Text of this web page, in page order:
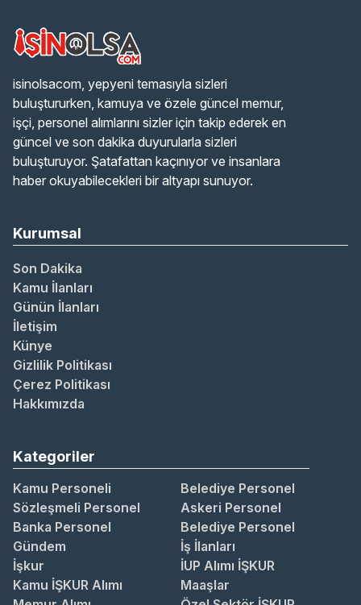
isinolsacom, yepyeni temasıyla sizleri
buluştururken, kamuya ve özele güncel memur,
işçi, personel alımlarını sizler için takip ederek en
güncel ve son dakika duyurularla sizleri
buluşturuyor. Şatafattan kaçınıyor ve insanlara
haber okuyabilecekleri bir altyapı sunuyor.
Kurumsal
Son Dakika
Kamu İlanları
Günün İlanları
İletişim
Künye
Gizlilik Politikası
Çerez Politikası
Hakkımızda
Kategoriler
Kamu Personeli
Belediye Personel
Sözleşmeli Personel
Askeri Personel
Banka Personel
Belediye Personel
Gündem
İş İlanları
İşkur
İUP Alımı İŞKUR
Kamu İŞKUR Alımı
Maaşlar